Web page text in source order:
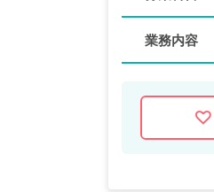
業務内容